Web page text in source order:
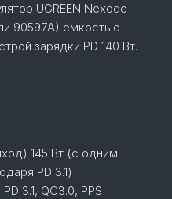
UGREEN Nexode
90597A) емкостью
зарядки PD 140 Вт.
145 Вт (с одним
PD 3.1)
3.1, QC3.0, PPS